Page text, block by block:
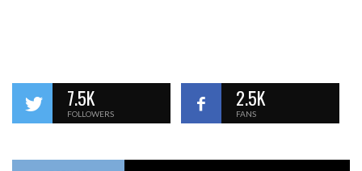
7.5K
FOLLOWERS
2.5K
FANS